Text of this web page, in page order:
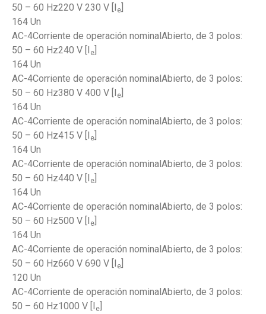
50 – 60 Hz220 V 230 V [I
e
164 Un
AC-4Corriente de operación nominalAbierto, de 3 polos:
50 – 60 Hz240 V [I
e
164 Un
AC-4Corriente de operación nominalAbierto, de 3 polos:
50 – 60 Hz380 V 400 V [I
e
164 Un
AC-4Corriente de operación nominalAbierto, de 3 polos:
50 – 60 Hz415 V [I
e
164 Un
AC-4Corriente de operación nominalAbierto, de 3 polos:
50 – 60 Hz440 V [I
e
164 Un
AC-4Corriente de operación nominalAbierto, de 3 polos:
50 – 60 Hz500 V [I
e
164 Un
AC-4Corriente de operación nominalAbierto, de 3 polos:
50 – 60 Hz660 V 690 V [I
e
120 Un
AC-4Corriente de operación nominalAbierto, de 3 polos:
50 – 60 Hz1000 V [I
e